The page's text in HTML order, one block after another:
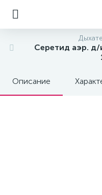
Серетид аэр. д/
Описание